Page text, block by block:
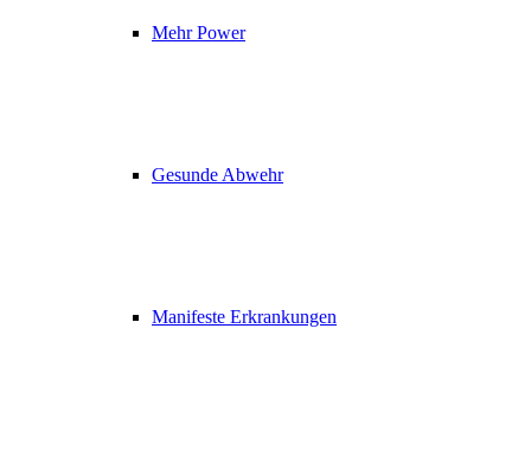
Mehr Power
Gesunde Abwehr
Manifeste Erkrankungen